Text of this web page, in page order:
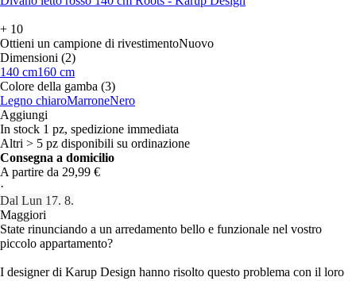
+ 10
Ottieni un campione di rivestimentoNuovo
Dimensioni (2)
140 cm160 cm
Colore della gamba (3)
Legno chiaroMarroneNero
Aggiungi
In stock 1 pz, spedizione immediata
Altri > 5 pz disponibili su ordinazione
Consegna a domicilio
A partire da 29,99 €
·
Dal Lun 17. 8.
Maggiori
State rinunciando a un arredamento bello e funzionale nel vostro
piccolo appartamento?
I designer di Karup Design hanno risolto questo problema con il loro